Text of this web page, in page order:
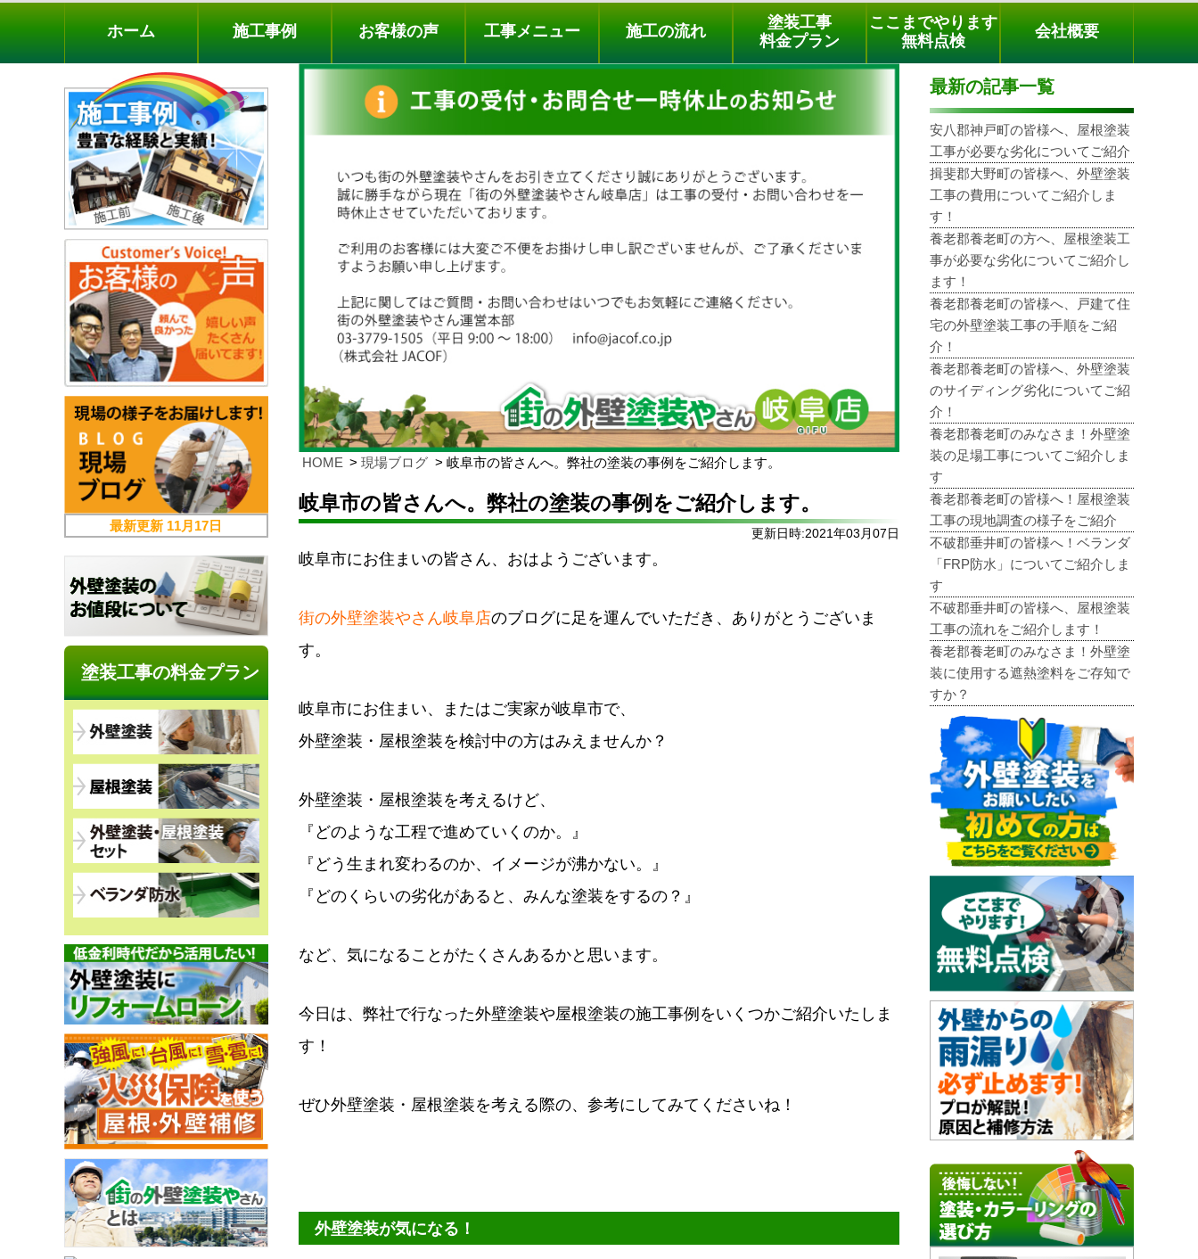
料金プラン 無料点検
電話でのご相談
[9時～18時まで受付中]
phone03-3779-1505
ホーム 施工事例 お客様の声 工事メニュー 施工の流れ
塗装工事
料金プラン
ここまでやります
無料点検
会社概要
HOME 現場ブログ 岐阜市の皆さんへ。弊社の塗装の事例をご紹介します。
岐阜市の皆さんへ。弊社の塗装の事例をご紹介します。
更新日時:2021年03月07日
岐阜市にお住まいの皆さん、おはようございます。
街の外壁塗装やさん岐阜店のブログに足を運んでいただき、ありがとうございま
す。
岐阜市にお住まい、またはご実家が岐阜市で、
外壁塗装・屋根塗装を検討中の方はみえませんか？
外壁塗装・屋根塗装を考えるけど、
『どのような工程で進めていくのか。』
『どう生まれ変わるのか、イメージが沸かない。』
『どのくらいの劣化があると、みんな塗装をするの？』
など、気になることがたくさんあるかと思います。
今日は、弊社で行なった外壁塗装や屋根塗装の施工事例をいくつかご紹介いたしま
す！
ぜひ外壁塗装・屋根塗装を考える際の、参考にしてみてくださいね！
外壁塗装が気になる！
最新の記事一覧
安八郡神戸町の皆様へ、屋根塗装
工事が必要な劣化についてご紹介
揖斐郡大野町の皆様へ、外壁塗装
工事の費用についてご紹介しま
す！
養老郡養老町の方へ、屋根塗装工
事が必要な劣化についてご紹介し
ます！
養老郡養老町の皆様へ、戸建て住
宅の外壁塗装工事の手順をご紹
介！
養老郡養老町の皆様へ、外壁塗装
のサイディング劣化についてご紹
介！
養老郡養老町のみなさま！外壁塗
装の足場工事についてご紹介しま
す
養老郡養老町の皆様へ！屋根塗装
工事の現地調査の様子をご紹介
不破郡垂井町の皆様へ！ベランダ
「FRP防水」についてご紹介しま
す
不破郡垂井町の皆様へ、屋根塗装
工事の流れをご紹介します！
養老郡養老町のみなさま！外壁塗
装に使用する遮熱塗料をご存知で
すか？
最新更新 11月17日
塗装工事の料金プラン